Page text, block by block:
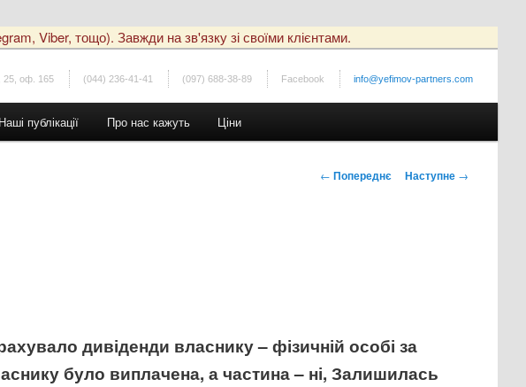
Viber, тощо). Завжди на зв'язку зі своїми клієнтами.
25, оф. 165 (044) 236-41-41 (097) 688-38-89 Facebook info@yefimov-partners.com
Наші публікації Про нас кажуть Ціни
Навігація
← Попереднє Наступне →
дивіденди власнику – фізичній особі за
було виплачена, а частина – ні, Залишилась